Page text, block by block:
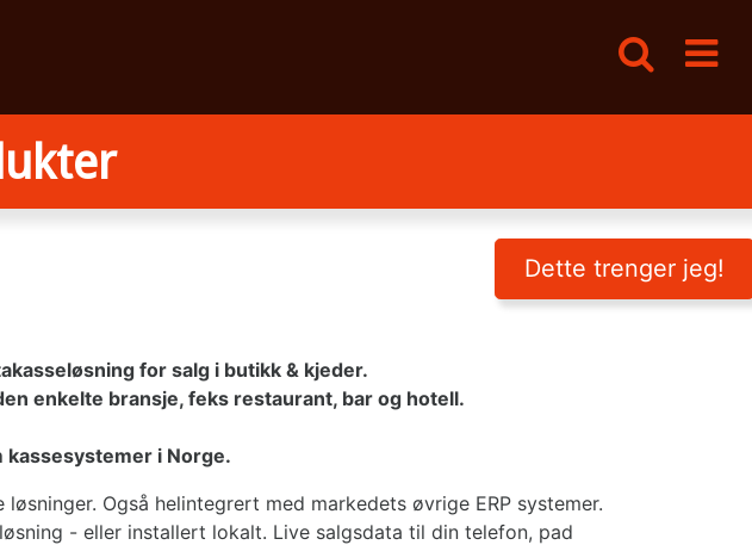
for salg i butikk & kjeder.
enkelte bransje, feks restaurant, bar og hotell.
i Norge.
Også helintegrert med markedets øvrige ERP systemer.
- eller installert lokalt. Live salgsdata til din telefon, pad
Dette trenger jeg!